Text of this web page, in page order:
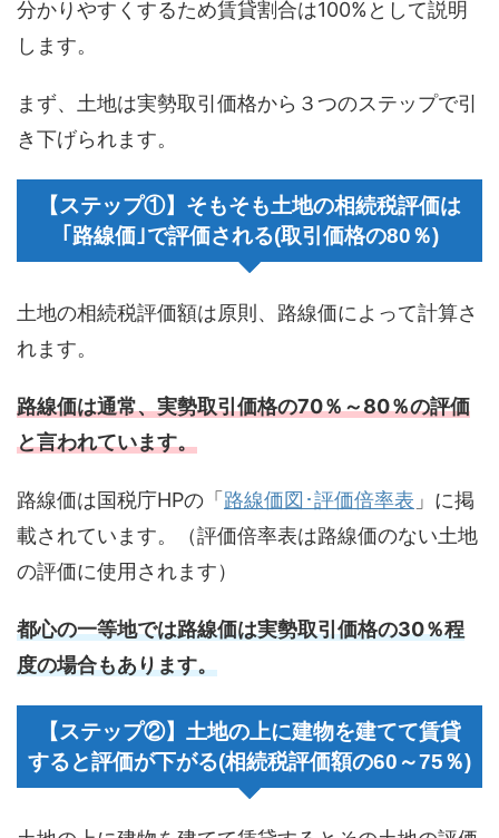
分かりやすくするため賃貸割合は100%として説明
します。
まず、土地は実勢取引価格から３つのステップで引
き下げられます。
【ステップ①】そもそも土地の相続税評価は
｢路線価｣で評価される(取引価格の80％)
土地の相続税評価額は原則、路線価によって計算さ
れます。
路線価は通常、実勢取引価格の70％～80％の評価
と言われています。
路線価は国税庁HPの「路線価図･評価倍率表 」に掲
載されています。（評価倍率表は路線価のない土地
の評価に使用されます）
都心の一等地では路線価は実勢取引価格の30％程
度の場合もあります。
【ステップ②】土地の上に建物を建てて賃貸
すると評価が下がる(相続税評価額の60～75％)